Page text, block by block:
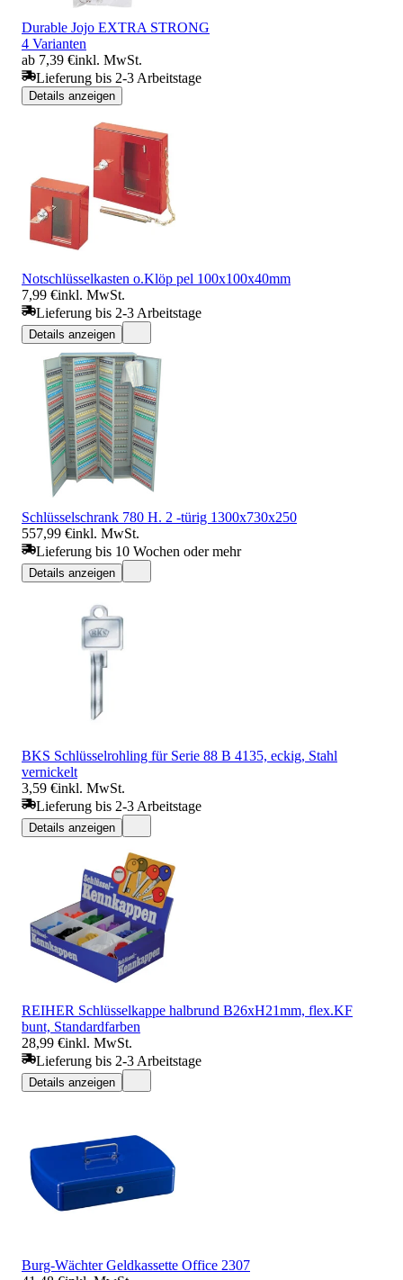
Durable Jojo EXTRA STRONG
4 Varianten
ab 7,39 €inkl. MwSt.
Lieferung bis 2-3 Arbeitstage
Details anzeigen
Notschlüsselkasten o.Klöp pel 100x100x40mm
7,99 €inkl. MwSt.
Lieferung bis 2-3 Arbeitstage
Details anzeigen
Schlüsselschrank 780 H. 2 -türig 1300x730x250
557,99 €inkl. MwSt.
Lieferung bis 10 Wochen oder mehr
Details anzeigen
BKS Schlüsselrohling für Serie 88 B 4135, eckig, Stahl
vernickelt
3,59 €inkl. MwSt.
Lieferung bis 2-3 Arbeitstage
Details anzeigen
REIHER Schlüsselkappe halbrund B26xH21mm, flex.KF
bunt, Standardfarben
28,99 €inkl. MwSt.
Lieferung bis 2-3 Arbeitstage
Details anzeigen
Burg-Wächter Geldkassette Office 2307